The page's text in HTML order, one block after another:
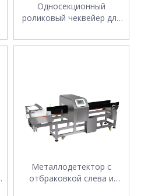
Односекционный
роликовый чеквейер для
Металлодетектор с
отбраковкой слева и